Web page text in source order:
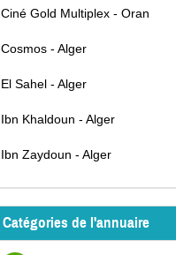
Ciné Gold Multiplex - Oran
Cosmos - Alger
El Sahel - Alger
Ibn Khaldoun - Alger
Ibn Zaydoun - Alger
Catégories de l'annuaire